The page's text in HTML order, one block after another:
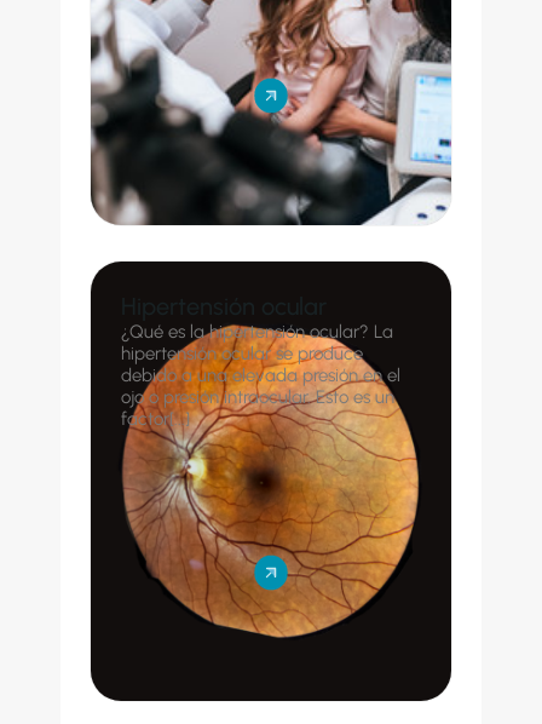
¿Qué es la hipertensión ocular? La
hipertensión ocular se produce
debido a una elevada presión en el
ojo o presión intraocular. Esto es un
factor[...]